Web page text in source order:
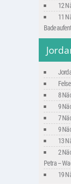
12
11
8
9
7
9
13
2
Petra –
19